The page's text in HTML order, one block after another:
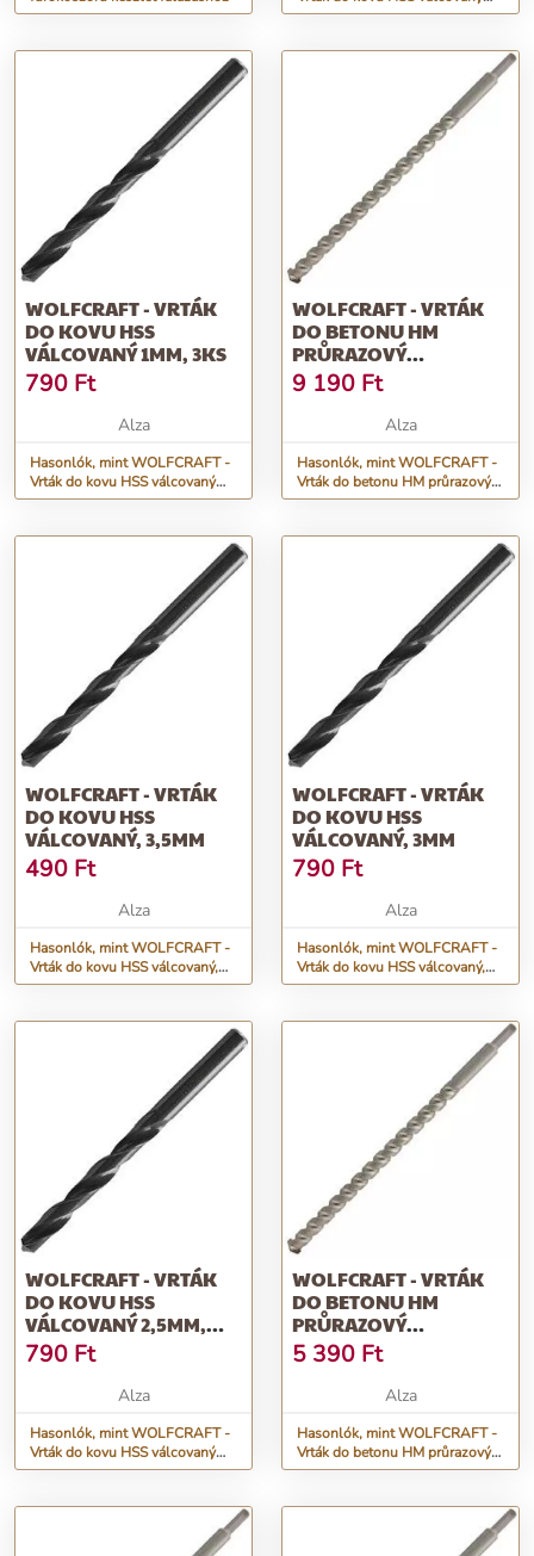
1,5mm, 3ks
WOLFCRAFT - VRTÁK
DO KOVU HSS
VÁLCOVANÝ 1MM, 3KS
790 Ft
Alza
Hasonlók, mint WOLFCRAFT -
Vrták do kovu HSS válcovaný
1mm, 3ks
WOLFCRAFT - VRTÁK
DO BETONU HM
PRŮRAZOVÝ
22X400MM
9 190 Ft
Alza
Hasonlók, mint WOLFCRAFT -
Vrták do betonu HM průrazový
22x400mm
WOLFCRAFT - VRTÁK
DO KOVU HSS
VÁLCOVANÝ, 3,5MM
490 Ft
Alza
Hasonlók, mint WOLFCRAFT -
Vrták do kovu HSS válcovaný,
3,5mm
WOLFCRAFT - VRTÁK
DO KOVU HSS
VÁLCOVANÝ, 3MM
790 Ft
Alza
Hasonlók, mint WOLFCRAFT -
Vrták do kovu HSS válcovaný,
3mm
WOLFCRAFT - VRTÁK
DO KOVU HSS
VÁLCOVANÝ 2,5MM,
3KS
790 Ft
Alza
Hasonlók, mint WOLFCRAFT -
Vrták do kovu HSS válcovaný
2,5mm, 3ks
WOLFCRAFT - VRTÁK
DO BETONU HM
PRŮRAZOVÝ
18X400MM
5 390 Ft
Alza
Hasonlók, mint WOLFCRAFT -
Vrták do betonu HM průrazový
18x400mm